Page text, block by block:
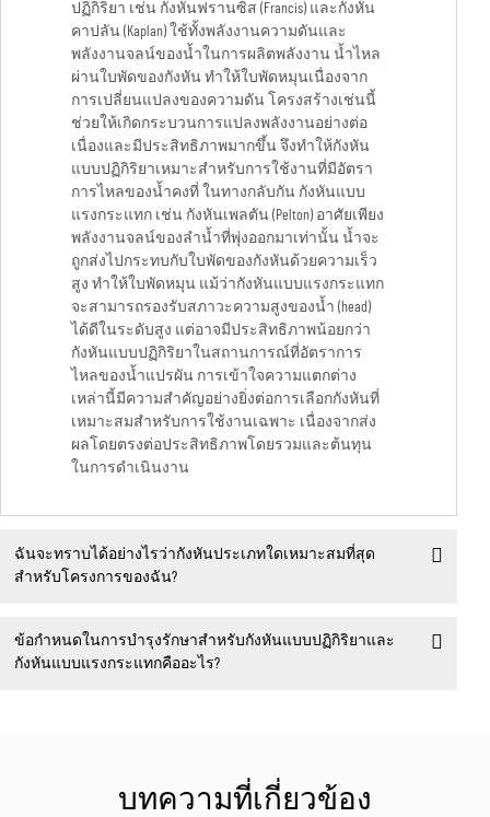
ปฏิกิริยา เช่น กังหันฟรานซิส (Francis) และกังหัน
คาปลัน (Kaplan) ใช้ทั้งพลังงานความดันและ
พลังงานจลน์ของน้ำในการผลิตพลังงาน น้ำไหล
ผ่านใบพัดของกังหัน ทำให้ใบพัดหมุนเนื่องจาก
การเปลี่ยนแปลงของความดัน โครงสร้างเช่นนี้
ช่วยให้เกิดกระบวนการแปลงพลังงานอย่างต่อ
เนื่องและมีประสิทธิภาพมากขึ้น จึงทำให้กังหัน
แบบปฏิกิริยาเหมาะสำหรับการใช้งานที่มีอัตรา
การไหลของน้ำคงที่ ในทางกลับกัน กังหันแบบ
แรงกระแทก เช่น กังหันเพลตัน (Pelton) อาศัยเพียง
พลังงานจลน์ของลำน้ำที่พุ่งออกมาเท่านั้น น้ำจะ
ถูกส่งไปกระทบกับใบพัดของกังหันด้วยความเร็ว
สูง ทำให้ใบพัดหมุน แม้ว่ากังหันแบบแรงกระแทก
จะสามารถรองรับสภาวะความสูงของน้ำ (head)
ได้ดีในระดับสูง แต่อาจมีประสิทธิภาพน้อยกว่า
กังหันแบบปฏิกิริยาในสถานการณ์ที่อัตราการ
ไหลของน้ำแปรผัน การเข้าใจความแตกต่าง
เหล่านี้มีความสำคัญอย่างยิ่งต่อการเลือกกังหันที่
เหมาะสมสำหรับการใช้งานเฉพาะ เนื่องจากส่ง
ผลโดยตรงต่อประสิทธิภาพโดยรวมและต้นทุน
ในการดำเนินงาน
ฉันจะทราบได้อย่างไรว่ากังหันประเภทใดเหมาะสมที่สุด
สำหรับโครงการของฉัน?
ข้อกำหนดในการบำรุงรักษาสำหรับกังหันแบบปฏิกิริยาและ
กังหันแบบแรงกระแทกคืออะไร?
บทความที่เกี่ยวข้อง